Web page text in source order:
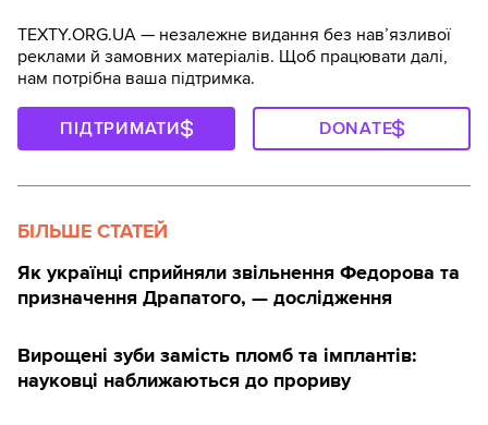
TEXTY.ORG.UA — незалежне видання без навʼязливої
реклами й замовних матеріалів. Щоб працювати далі,
нам потрібна ваша підтримка.
ПІДТРИМАТИ DONATE
БІЛЬШЕ СТАТЕЙ
Як українці сприйняли звільнення Федорова та
призначення Драпатого, — дослідження
Вирощені зуби замість пломб та імплантів:
науковці наближаються до прориву